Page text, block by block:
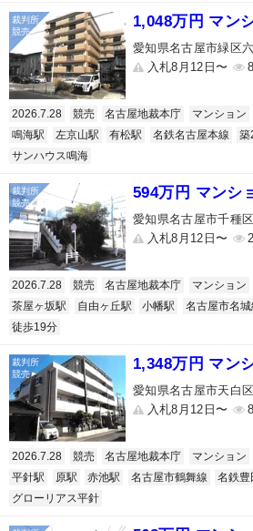
1,048万円 マン
愛知県名古屋市緑区
入札8月12日〜
2026.7.28 競売 名古屋地裁本庁 マンション
鳴海駅
左京山駅 有松駅 名鉄名古屋本線 築
サンハウス鳴海
594万円 マンシ
愛知県名古屋市千種
入札8月12日〜
2026.7.28 競売 名古屋地裁本庁 マンション
茶屋ヶ坂駅
自由ヶ丘駅 小幡駅 名古屋市名城
徒歩19分
1,348万円 マン
愛知県名古屋市天白
入札8月12日〜
2026.7.28 競売 名古屋地裁本庁 マンション
平針駅
原駅 赤池駅 名古屋市鶴舞線 名鉄豊
グローリアス平針